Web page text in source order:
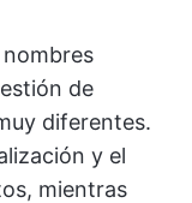
de
diferentes.
y el
mientras